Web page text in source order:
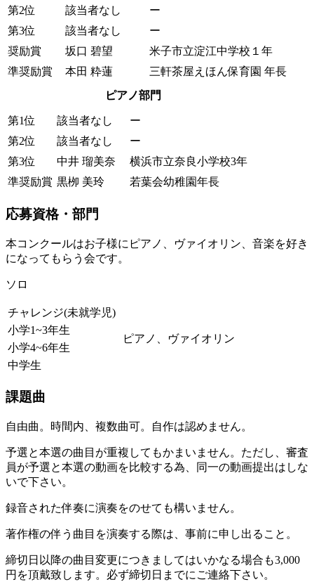
第2位 該当者なし
ー
第3位
該当者なし
ー
奨励賞
坂口 碧望
米子市立淀江中学校１年
準奨励賞
本田 粋蓮
三軒茶屋えほん保育園 年長
ピアノ部門
第1位 該当者なし
ー
第2位
該当者なし
ー
第3位
中井 瑠美奈
横浜市立奈良小学校3年
準奨励賞 黒栁 美玲 若葉会幼稚園年長
応募資格・部門
本コンクールはお子様にピアノ、ヴァイオリン、音楽を好き
になってもらう会です。
ソロ
チャレンジ(未就学児)
ピアノ、ヴァイオリン
小学1~3年生
小学4~6年生
中学生
課題曲
自由曲。時間内、複数曲可。自作は認めません。
予選と本選の曲目が重複してもかまいません。ただし、 審査
員が予選と本選の動画を比較する為、同一の動画提出はしな
いで下さい。
録音された伴奏に演奏をのせても構いません。
著作権の伴う曲目を演奏する際は、事前に申し出ること。
締切日以降の曲目変更につきましてはいかなる場合も3,000
円を頂戴致します。必ず締切日までにご連絡下さい。